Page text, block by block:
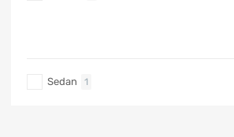
Sedan 1